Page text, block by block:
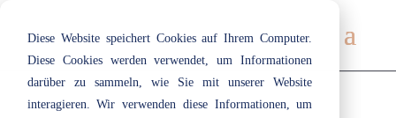
Diese Website speichert Cookies auf Ihrem Computer.
Diese Cookies werden verwendet, um Informationen
darüber zu sammeln, wie Sie mit unserer Website
interagieren. Wir verwenden diese Informationen, um